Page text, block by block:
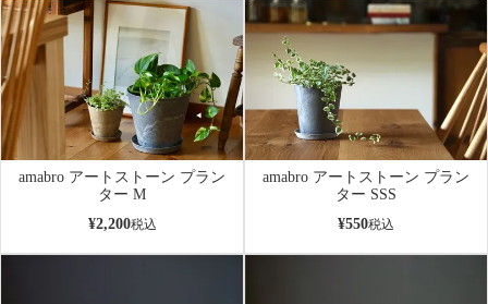
amabro アートストーン プラン
ター M
¥2,200税込
amabro アートストーン プラン
ター SSS
¥550税込